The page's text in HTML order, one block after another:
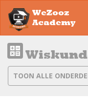
WeZooz
Academy
TOON ALLE